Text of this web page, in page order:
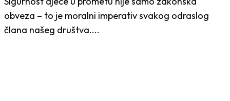
obveza – to je moralni imperativ svakog odraslog
člana našeg društva....